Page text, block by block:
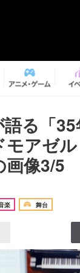
語る「
モアゼ
画像3/5
楽 舞台